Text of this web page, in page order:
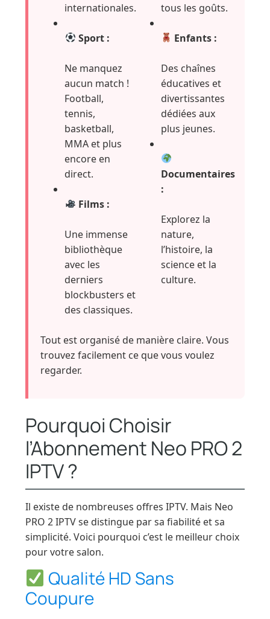
internationales.
Sport :
Ne manquez
aucun match !
Football,
tennis,
basketball,
MMA et plus
encore en
direct.
Films :
Une immense
bibliothèque
avec les
derniers
blockbusters et
des classiques.
tous les goûts.
Enfants :
Des chaînes
éducatives et
divertissantes
dédiées aux
plus jeunes.
Documentaires
:
Explorez la
nature,
l’histoire, la
science et la
culture.
Tout est organisé de manière claire. Vous
trouvez facilement ce que vous voulez
regarder.
Pourquoi Choisir
l’Abonnement Neo PRO 2
IPTV ?
Il existe de nombreuses offres IPTV. Mais Neo
PRO 2 IPTV se distingue par sa fiabilité et sa
simplicité. Voici pourquoi c’est le meilleur choix
pour votre salon.
Qualité HD Sans
Coupure